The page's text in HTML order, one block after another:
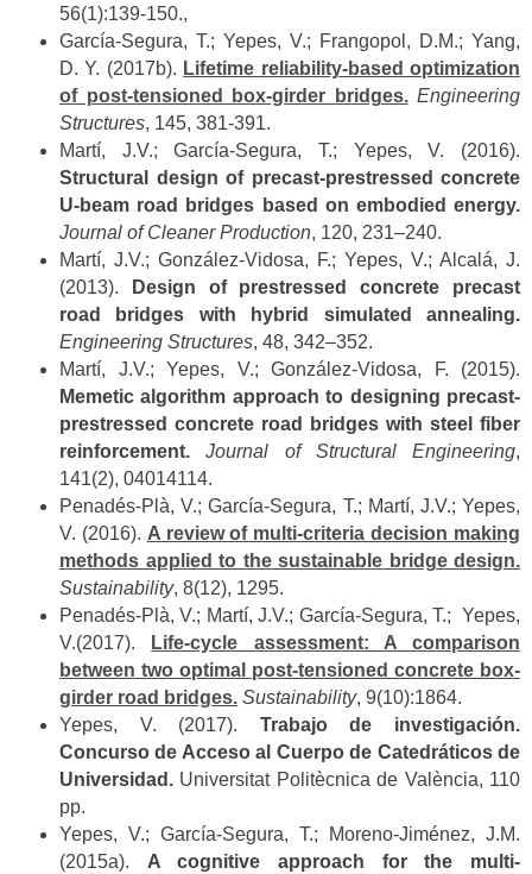
56(1):139-150.,
García-Segura, T.; Yepes, V.; Frangopol, D.M.; Yang,
D. Y. (2017b). Lifetime reliability-based optimization
of post-tensioned box-girder bridges. Engineering
Structures, 145, 381-391.
Martí, J.V.; García-Segura, T.; Yepes, V. (2016).
Structural design of precast-prestressed concrete
U-beam road bridges based on embodied energy.
Journal of Cleaner Production, 120, 231–240.
Martí, J.V.; González-Vidosa, F.; Yepes, V.; Alcalá, J.
(2013).
Design of prestressed concrete precast
road bridges with hybrid simulated annealing.
Engineering Structures, 48, 342–352.
Martí, J.V.; Yepes, V.; González-Vidosa, F. (2015).
Memetic algorithm approach to designing precast-
prestressed concrete road bridges with steel fiber
reinforcement.
Journal of Structural Engineering,
141(2), 04014114.
Penadés-Plà, V.; García-Segura, T.; Martí, J.V.; Yepes,
V. (2016). A review of multi-criteria decision making
methods applied to the sustainable bridge design.
Sustainability, 8(12), 1295.
Penadés-Plà, V.; Martí, J.V.; García-Segura, T.; Yepes,
V.(2017).
Life-cycle assessment: A comparison
between two optimal post-tensioned concrete box-
girder road bridges. Sustainability, 9(10):1864.
Yepes, V. (2017). Trabajo de investigación.
Concurso de Acceso al Cuerpo de Catedráticos de
Universidad. Universitat Politècnica de València, 110
pp.
Yepes, V.; García-Segura, T.; Moreno-Jiménez, J.M.
(2015a). A cognitive approach for the multi-